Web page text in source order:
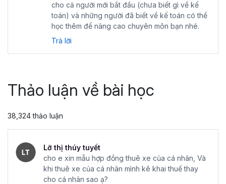
cho cả người mới bắt đầu (chưa biết gì về kế
toán) và những người đã biết về kế toán có thể
học thêm để nâng cao chuyên môn bạn nhé.
Trả lời
Thảo luận về bài học
38,324 thảo luận
Lỡ thị thúy tuyết
cho e xin mẫu hợp đồng thuê xe của cá nhân, Và
khi thuê xe của cá nhân mình kê khai thuế thay
cho cá nhân sao ạ?